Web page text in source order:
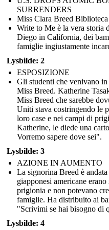
SURRENDERS
Miss Clara Breed
Write to Me è la vera storia
Diego in California, dei
famiglie ingiustamente
Lysbilde: 2
ESPOSIZIONE
Gli studenti che venivano
Miss Breed. Katherine
Miss Breed che sarebbe
Uniti stava costringendo le
loro case e nei campi di
Katherine, le diede una
Vorremo sapere dove sei".
Lysbilde: 3
AZIONE IN AUMENTO
La signorina Breed è
giapponesi americane
prigionia e non potevano
famiglie. Ha distribuito ai
"Scrivimi se hai bisogno di
Lysbilde: 4